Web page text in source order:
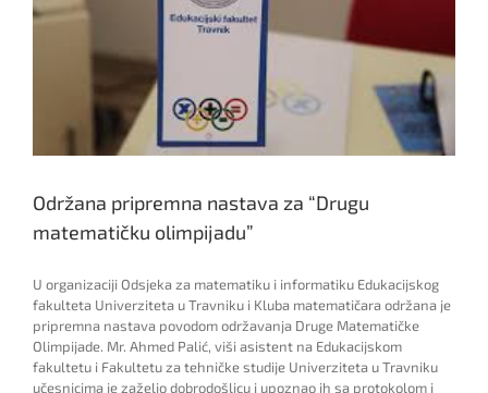
Održana pripremna nastava za “Drugu
matematičku olimpijadu”
U organizaciji Odsjeka za matematiku i informatiku Edukacijskog
fakulteta Univerziteta u Travniku i Kluba matematičara održana je
pripremna nastava povodom održavanja Druge Matematičke
Olimpijade. Mr. Ahmed Palić, viši asistent na Edukacijskom
fakultetu i Fakultetu za tehničke studije Univerziteta u Travniku
učesnicima je zaželio dobrodošlicu i upoznao ih sa protokolom i